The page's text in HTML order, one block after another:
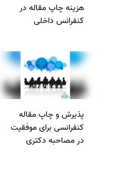
هزینه چاپ مقاله در
کنفرانس داخلی
پذیرش و چاپ مقاله
کنفرانسی برای موفقیت
در مصاحبه دکتری